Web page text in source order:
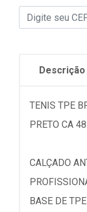
Descrição
TENIS TPE
PRETO CA
CALÇADO
BASE DE